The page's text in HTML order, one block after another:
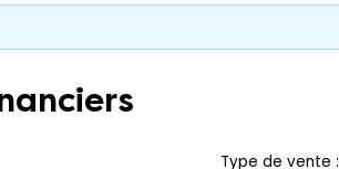
type de vente :